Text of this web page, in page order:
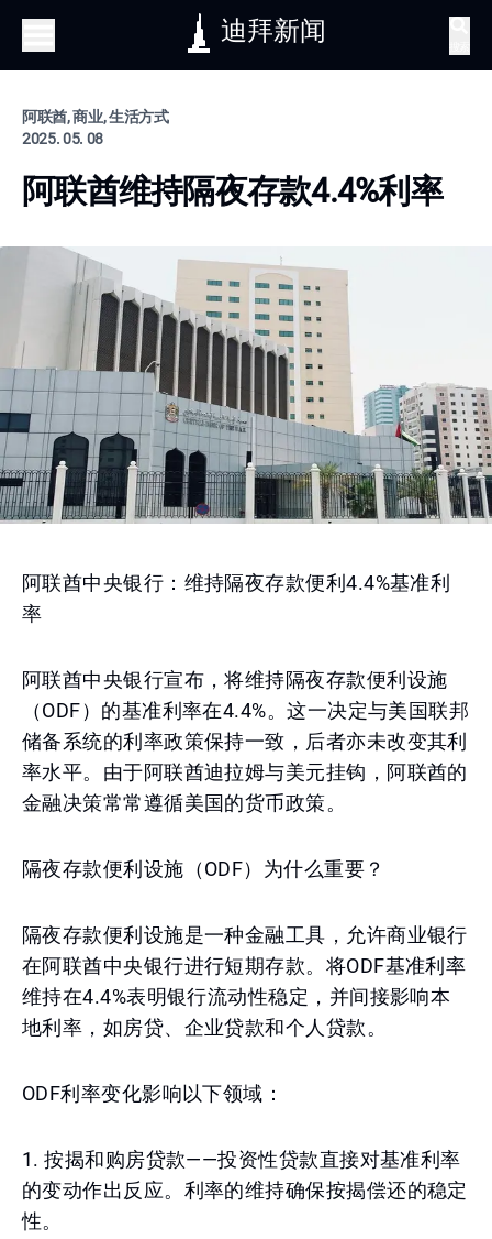
迪拜新闻
阿联酋, 商业, 生活方式
2025. 05. 08
阿联酋维持隔夜存款4.4%利率
阿联酋中央银行：维持隔夜存款便利4.4%基准利
率
阿联酋中央银行宣布，将维持隔夜存款便利设施
（ODF）的基准利率在4.4%。这一决定与美国联邦
储备系统的利率政策保持一致，后者亦未改变其利
率水平。由于阿联酋迪拉姆与美元挂钩，阿联酋的
金融决策常常遵循美国的货币政策。
隔夜存款便利设施（ODF）为什么重要？
隔夜存款便利设施是一种金融工具，允许商业银行
在阿联酋中央银行进行短期存款。将ODF基准利率
维持在4.4%表明银行流动性稳定，并间接影响本
地利率，如房贷、企业贷款和个人贷款。
ODF利率变化影响以下领域：
1. 按揭和购房贷款——投资性贷款直接对基准利率
的变动作出反应。利率的维持确保按揭偿还的稳定
性。